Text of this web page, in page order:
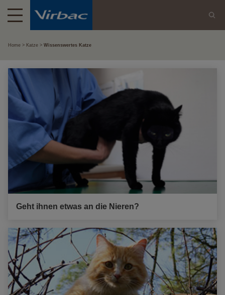
Home Katze Wissenswertes Katze
Geht ihnen etwas an die Nieren?